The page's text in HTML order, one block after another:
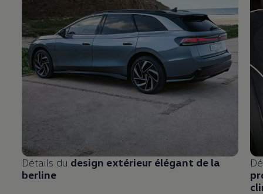
Détails du design extérieur élégant de la
berline